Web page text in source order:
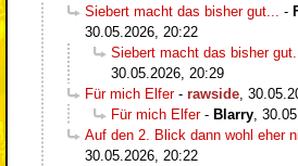
Siebert macht das bisher gut...
-
30.05.2026, 20:22
Siebert macht das bisher gut...
30.05.2026, 20:29
Für mich Elfer- rawside
Für mich Elfer- Blarry
Auf den 2. Blick dann wohl eher
30.05.2026, 20:22